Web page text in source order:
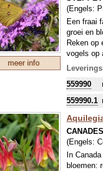
voorjaar
meer info
(Engels:
Een fraai
groei en
Reken op
vogels op
winters
559990
559990.1
(Engels:
In
bloemen: